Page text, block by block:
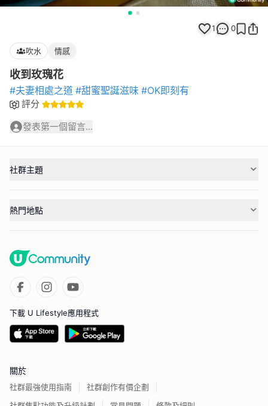
1 0
吹水 情感
收到玫瑰花
#夫妻相處之道 #甜蜜聖誕滋味 #OK即刻有
評分
發表第一個留言...
社群主題
熱門地點
下載 U Lifestyle應用程式
關於
社群最強使用指南
社群創作有價企劃